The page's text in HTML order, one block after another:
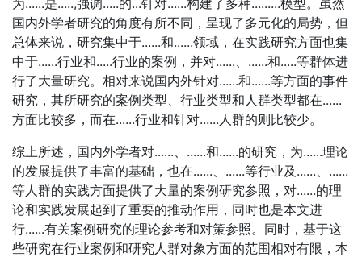
国内外学者研究的角度有所不同，呈现了多元化的局势，但
总体来说，研究集中于......和......领域，在实践研究方面也集
中于......行业和.....行业的案例，并对......、......和.....等群体进
行了大量研究。相对来说国内外针对......和......等方面的事件
研究，其所研究的案例类型、行业类型和人群类型都在......
方面比较多，而在......行业和针对......人群的则比较少。
综上所述，国内外学者对......、......和......的研究，为......理论
的发展提供了丰富的基础，也在......、......等行业及......、......
等人群的实践方面提供了大量的案例研究参照，对......的理
论和实践发展起到了重要的推动作用，同时也是本文进
行......有关案例研究的理论参考和对策参照。同时，基于这
些研究在行业案例和研究人群对象方面的范围相对有限，本